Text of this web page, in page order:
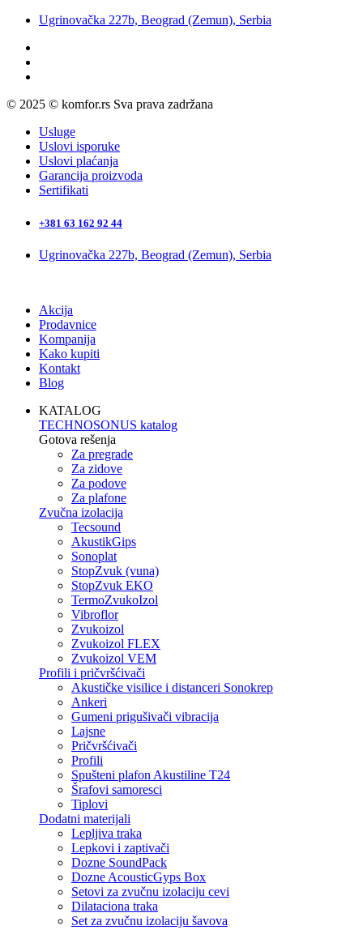
Ugrinovačka 227b, Beograd (Zemun), Serbia
© 2025 © komfor.rs Sva prava zadržana
Usluge
Uslovi isporuke
Uslovi plaćanja
Garancija proizvoda
Sertifikati
+381 63 162 92 44
Ugrinovačka 227b, Beograd (Zemun), Serbia
Akcija
Prodavnice
Kompanija
Kako kupiti
Kontakt
Blog
KATALOG
TECHNOSONUS katalog
Gotova rešenja
Za pregrade
Za zidove
Za podove
Za plafone
Zvučna izolacija
Tecsound
AkustikGips
Sonoplat
StopZvuk (vuna)
StopZvuk EKO
TermoZvukoIzol
Vibroflor
Zvukoizol
Zvukoizol FLEX
Zvukoizol VEM
Profili i pričvršćivači
Akustičke visilice i distanceri Sonokrep
Ankeri
Gumeni prigušivači vibracija
Lajsne
Pričvršćivači
Profili
Spušteni plafon Akustiline T24
Šrafovi samoresci
Tiplovi
Dodatni materijali
Lepljiva traka
Lepkovi i zaptivači
Dozne SoundPack
Dozne AcousticGyps Box
Setovi za zvučnu izolaciju cevi
Dilataciona traka
Set za zvučnu izolaciju šavova